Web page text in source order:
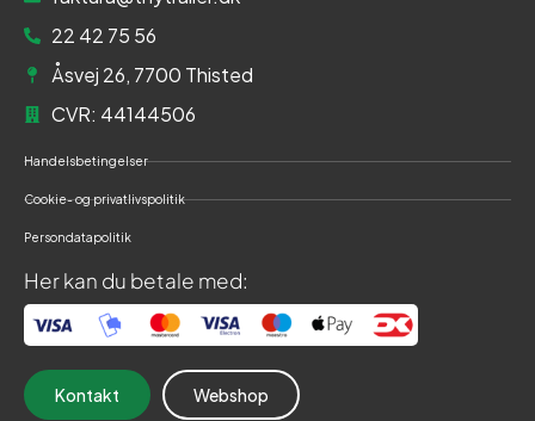
22 42 75 56
Åsvej 26, 7700 Thisted
CVR: 44144506
Handelsbetingelser
Cookie- og privatlivspolitik
Persondatapolitik
Her kan du betale med:
Kontakt Webshop